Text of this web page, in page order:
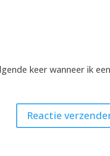
keer wanneer ik